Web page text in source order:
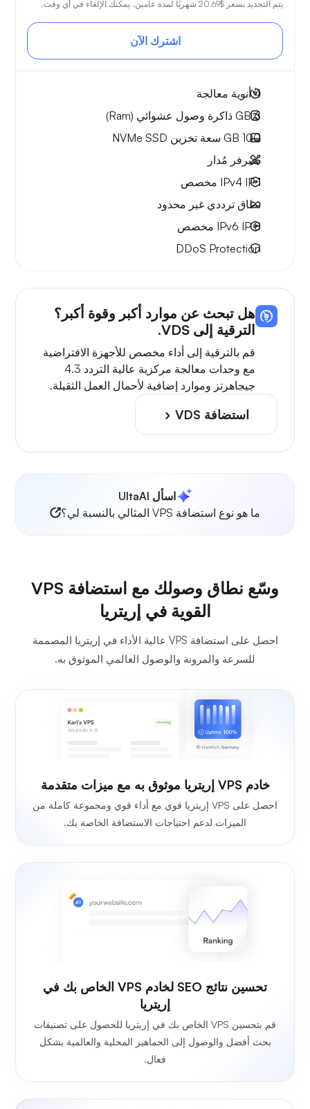
يتم التجديد بسعر $20.69 شهريًا لمدة عامين. يمكنك الإلغاء في أي وقت.
اشترك الآن
4أنوية معالجة
6 GB
ذاكرة وصول عشوائي (Ram)
100 GB
سعة تخزين NVMe SSD
سيرفر مُدار
1 IPv4 IP مخصص
نطاق ترددي غير محدود
8 IPv6 IP مخصص
DDoS Protection
هل تبحث عن موارد أكبر وقوة أكبر؟
الترقية إلى VDS.
قم بالترقية إلى أداء مخصص للأجهزة الافتراضية
مع وحدات معالجة مركزية عالية التردد 4.3
جيجاهرتز وموارد إضافية لأحمال العمل الثقيلة.
استضافة VDS
اسأل UltaAI
ما هو نوع استضافة VPS المثالي بالنسبة لي؟
وسّع نطاق وصولك مع استضافة VPS
القوية في إريتريا
احصل على استضافة VPS عالية الأداء في إريتريا المصممة
للسرعة والمرونة والوصول العالمي الموثوق به.
خادم VPS إريتريا موثوق به مع ميزات متقدمة
احصل على VPS إريتريا قوي مع أداء قوي ومجموعة كاملة من
الميزات لدعم احتياجات الاستضافة الخاصة بك.
تحسين نتائج SEO لخادم VPS الخاص بك في
إريتريا
قم بتحسين VPS الخاص بك في إريتريا للحصول على تصنيفات
بحث أفضل والوصول إلى الجماهير المحلية والعالمية بشكل
فعال.